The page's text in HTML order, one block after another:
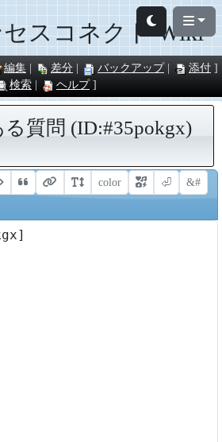
スコネクト Wiki
編集 差分 バックアップ
添付
検索 ヘルプ
質問 (ID:#35pokgx)
color ⏎ &#